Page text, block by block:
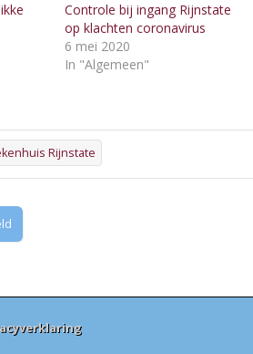
Controle bij ingang Rijnstate
op klachten coronavirus
6 mei 2020
In "Algemeen"
Rijnstate